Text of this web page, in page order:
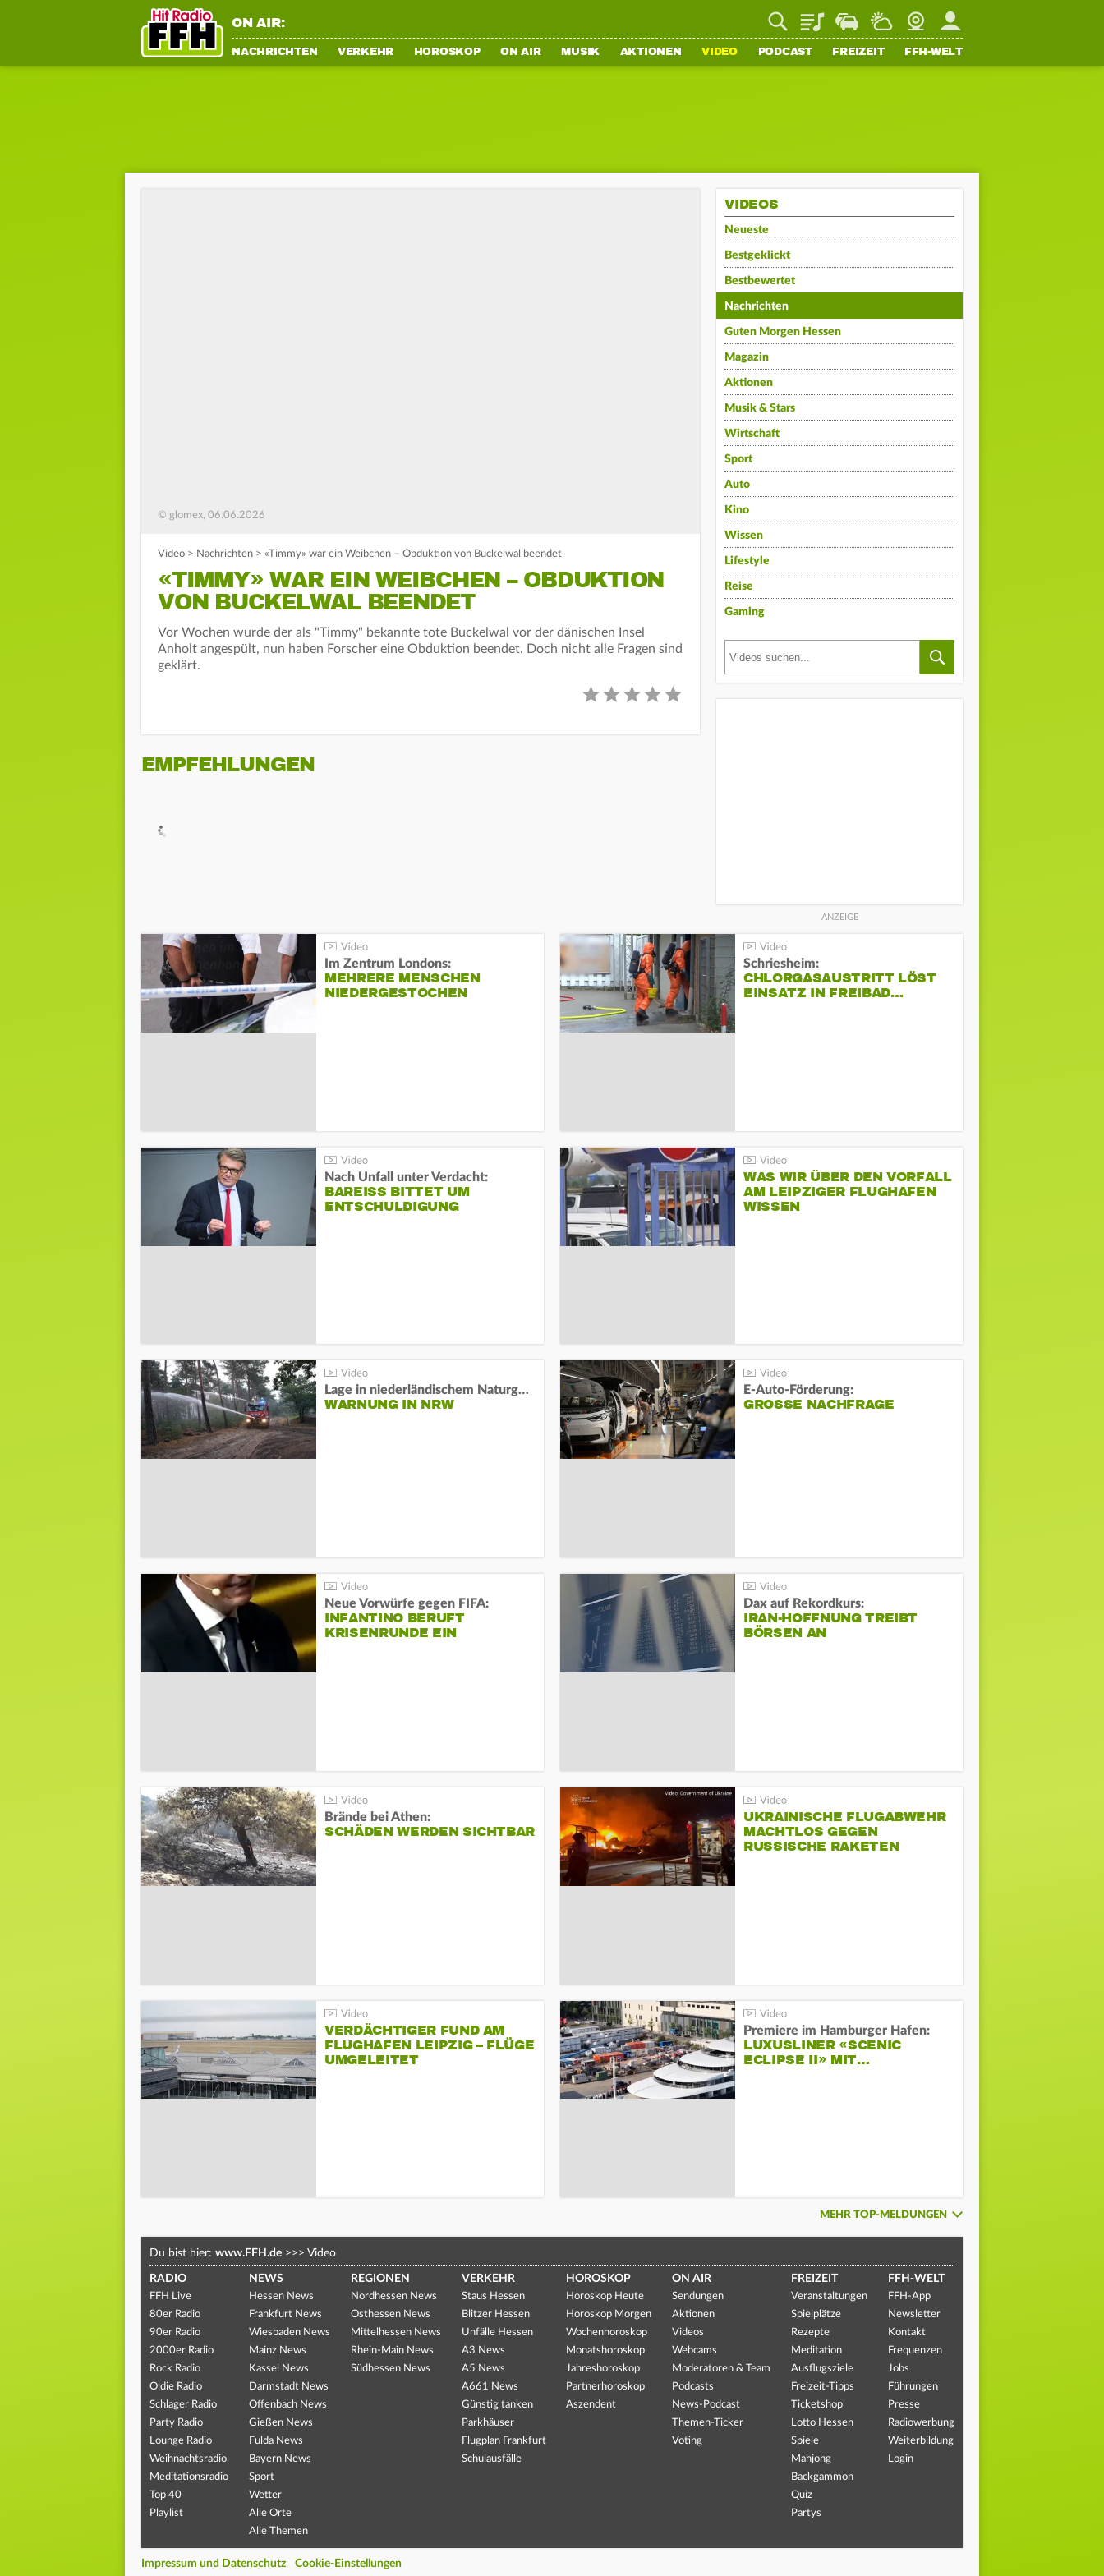
ON AIR: PlaylistStaupilotWetterWebcamMein FFH
NACHRICHTEN VERKEHR HOROSKOP ON AIR MUSIK AKTIONEN VIDEO PODCAST FREIZEIT FFH-WELT
© glomex, 06.06.2026
Video > Nachrichten > «Timmy» war ein Weibchen – Obduktion von Buckelwal beendet
«TIMMY» WAR EIN WEIBCHEN – OBDUKTION
VON BUCKELWAL BEENDET
Vor Wochen wurde der als "Timmy" bekannte tote Buckelwal vor der dänischen Insel
Anholt angespült, nun haben Forscher eine Obduktion beendet. Doch nicht alle Fragen sind
geklärt.
EMPFEHLUNGEN
VIDEOS
Neueste
Bestgeklickt
Bestbewertet
Nachrichten
Guten Morgen Hessen
Magazin
Aktionen
Musik & Stars
Wirtschaft
Sport
Auto
Kino
Wissen
Lifestyle
Reise
Gaming
Im Zentrum Londons:
MEHRERE MENSCHEN
NIEDERGESTOCHEN
Schriesheim:
CHLORGASAUSTRITT LÖST
EINSATZ IN FREIBAD…
Nach Unfall unter Verdacht:
BAREISS BITTET UM E
NTSCHULDIGUNG
WAS WIR ÜBER DEN VORFALL
AM LEIPZIGER FLUGHAFEN
WISSEN
Lage in niederländischem Naturgebiet stabil
WARNUNG IN NRW
E-Auto-Förderung:
GROSSE NACHFRAGE
Neue Vorwürfe gegen FIFA:
INFANTINO BERUFT
KRISENRUNDE EIN
Dax auf Rekordkurs:
IRAN-HOFFNUNG TREIBT
BÖRSEN AN
Brände bei Athen:
SCHÄDEN WERDEN SICHTBAR
UKRAINISCHE FLUGABWEHR
MACHTLOS GEGEN
RUSSISCHE RAKETEN
VERDÄCHTIGER FUND AM
FLUGHAFEN LEIPZIG – FLÜGE
UMGELEITET
Premiere im Hamburger Hafen:
LUXUSLINER «SCENIC
ECLIPSE II» MIT…
MEHR TOP-MELDUNGEN
Du bist hier: www.FFH.de >>> Video
RADIO
FFH Live
80er Radio
90er Radio
2000er Radio
Rock Radio
Oldie Radio
Schlager Radio
Party Radio
Lounge Radio
Weihnachtsradio
Meditationsradio
Top 40
Playlist
NEWS
Hessen News
Frankfurt News
Wiesbaden News
Mainz News
Kassel News
Darmstadt News
Offenbach News
Gießen News
Fulda News
Bayern News
Sport
Wetter
Alle Orte
Alle Themen
REGIONEN
Nordhessen News
Osthessen News
Mittelhessen News
Rhein-Main News
Südhessen News
VERKEHR
Staus Hessen
Blitzer Hessen
Unfälle Hessen
A3 News
A5 News
A661 News
Günstig tanken
Parkhäuser
Flugplan Frankfurt
Schulausfälle
HOROSKOP
Horoskop Heute
Horoskop Morgen
Wochenhoroskop
Monatshoroskop
Jahreshoroskop
Partnerhoroskop
Aszendent
ON AIR
Sendungen
Aktionen
Videos
Webcams
Moderatoren & Team
Podcasts
News-Podcast
Themen-Ticker
Voting
FREIZEIT
Veranstaltungen
Spielplätze
Rezepte
Meditation
Ausflugsziele
Freizeit-Tipps
Ticketshop
Lotto Hessen
Spiele
Mahjong
Backgammon
Quiz
Partys
FFH-WELT
FFH-App
Newsletter
Kontakt
Frequenzen
Jobs
Führungen
Presse
Radiowerbung
Weiterbildung
Login
Impressum und Datenschutz Cookie-Einstellungen